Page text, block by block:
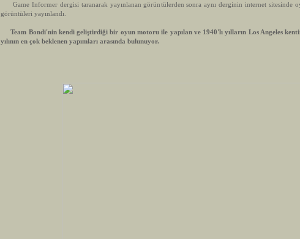
Game Informer dergisi taranarak yayınlanan görüntülerden sonra aynı derginin internet sitesinde
görüntüleri yayınlandı.
Team Bondi'nin kendi geliştirdiği bir oyun motoru ile yapılan ve 1940'lı yılların Los Angeles
yılının en çok beklenen yapımları arasında bulunuyor.